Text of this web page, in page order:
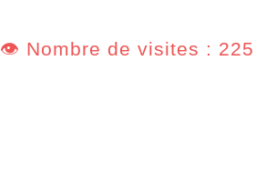
👁️ Nombre de visites : 225